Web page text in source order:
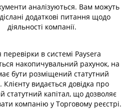
аналізуються. Вам можуть
додаткові питання щодо
діяльності компанії.
перевірки в системі Paysera
накопичувальний рахунок, на
бути розміщений статутний
Клієнту видається довідка про
статутний капітал, що дозволяє
компанію у Торговому реєстрі.